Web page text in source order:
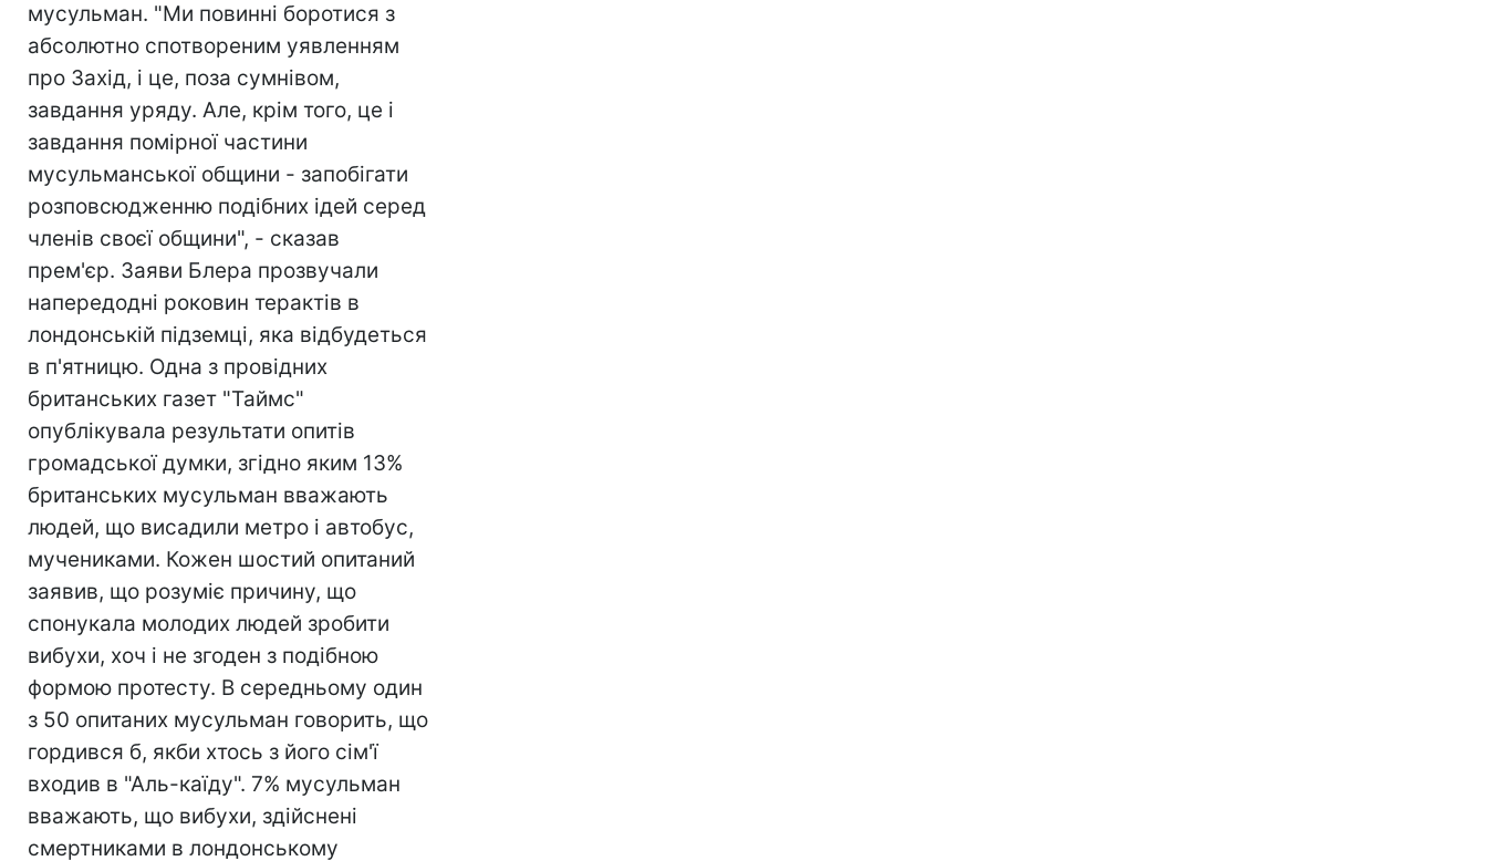
мусульман. "Ми повинні боротися з
абсолютно спотвореним уявленням
про Захід, і це, поза сумнівом,
завдання уряду. Але, крім того, це і
завдання помірної частини
мусульманської общини - запобігати
розповсюдженню подібних ідей серед
членів своєї общини", - сказав
прем'єр. Заяви Блера прозвучали
напередодні роковин терактів в
лондонській підземці, яка відбудеться
в п'ятницю. Одна з провідних
британських газет "Таймс"
опублікувала результати опитів
громадської думки, згідно яким 13%
британських мусульман вважають
людей, що висадили метро і автобус,
мучениками. Кожен шостий опитаний
заявив, що розуміє причину, що
спонукала молодих людей зробити
вибухи, хоч і не згоден з подібною
формою протесту. В середньому один
з 50 опитаних мусульман говорить, що
гордився б, якби хтось з його сім'ї
входив в "Аль-каїду". 7% мусульман
вважають, що вибухи, здійснені
смертниками в лондонському